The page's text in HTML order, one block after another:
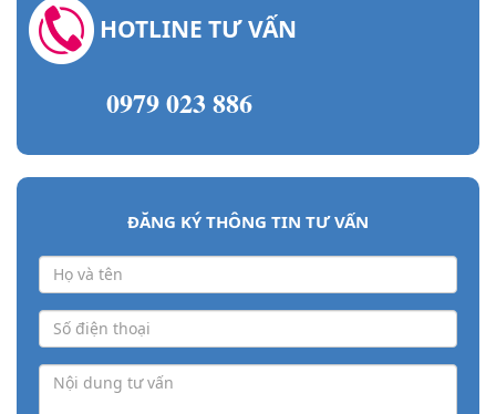
HOTLINE TƯ VẤN
0979 023 886
ĐĂNG KÝ THÔNG TIN TƯ VẤN